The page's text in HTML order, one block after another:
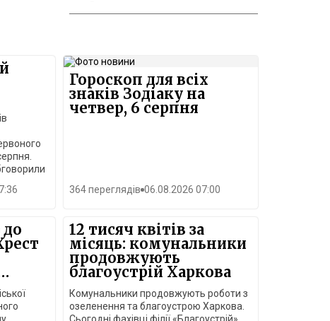
що
Гороскоп для всіх
знаків Зодіаку на
четвер, 6 серпня
364 переглядів 06.08.2026 07:00
до
12 тисяч квітів за
місяць: комунальники
продовжують
благоустрій Харкова
Комунальники продовжують роботи з
озеленення та благоустрою Харкова.